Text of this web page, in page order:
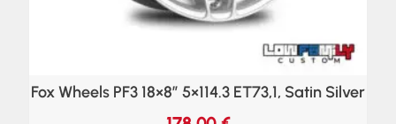
Fox Wheels PF3 18×8″ 5×114.3 ET73,1, Satin Silver